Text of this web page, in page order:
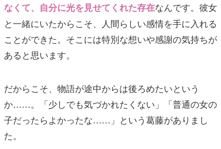
なくて、自分に光を見せてくれた存在なんです。彼女
と一緒にいたからこそ、人間らしい感情を手に入れる
ことができた。そこには特別な想いや感謝の気持ちが
あると思います。
だからこそ、物語が途中からは後ろめたいという
か……。「少しでも気づかれたくない」「普通の女の
子だったらよかったな……」という葛藤がありまし
た。